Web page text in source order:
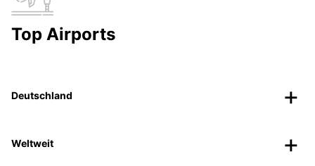
Top Airports
Deutschland
Weltweit